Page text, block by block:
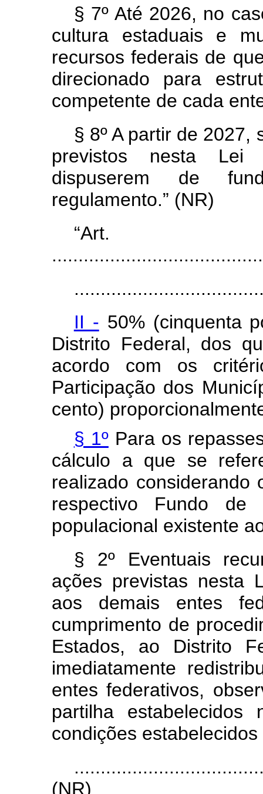
§ 7º Até 2026, no
cultura estaduais e
recursos federais de
direcionado para
competente de cada
§ 8º A partir de
previstos nesta Lei
dispuserem de
regulamento.” (NR)
II - 50% (cinquenta
Distrito Federal, dos
acordo com os
Participação dos
cento)
§ 1ºPara os
cálculo a que se
realizado considerando
respectivo Fundo de
populacional existente
§ 2º Eventuais
ações previstas nesta
aos demais entes
cumprimento de
Estados, ao Distrito
imediatamente
entes federativos,
partilha
condições
(NR)